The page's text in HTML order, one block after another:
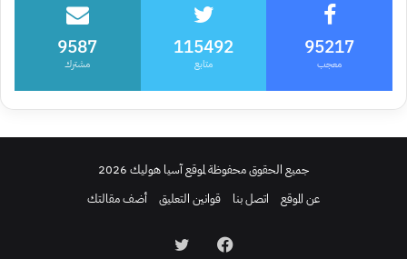
95217
معجب
115492
متابع
9587
مشترك
جميع الحقوق محفوظة لموقع آسيا هوليك 2026
عن الموقع
اتصل بنا قوانين التعليق أضف مقالتك
فيسبوك